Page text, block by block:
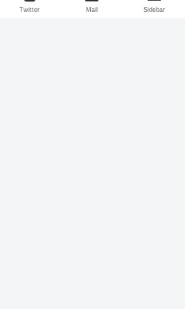
Twitter Mail Sidebar